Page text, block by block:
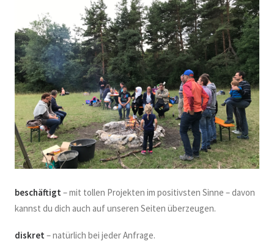
beschäftigt – mit tollen Projekten im positivsten Sinne – davon
kannst du dich auch auf unseren Seiten überzeugen.
diskret – natürlich bei jeder Anfrage.